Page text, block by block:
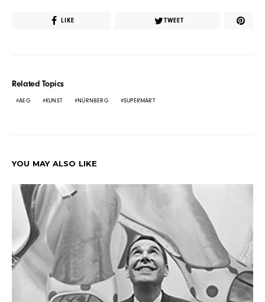
LIKE TWEET
Related Topics
AEG KUNST NÜRNBERG SUPERMART
YOU MAY ALSO LIKE